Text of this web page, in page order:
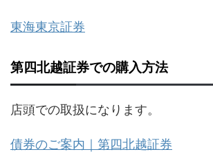
東海東京証券
第四北越証券での購入方法
店頭での取扱になります。
債券のご案内｜第四北越証券